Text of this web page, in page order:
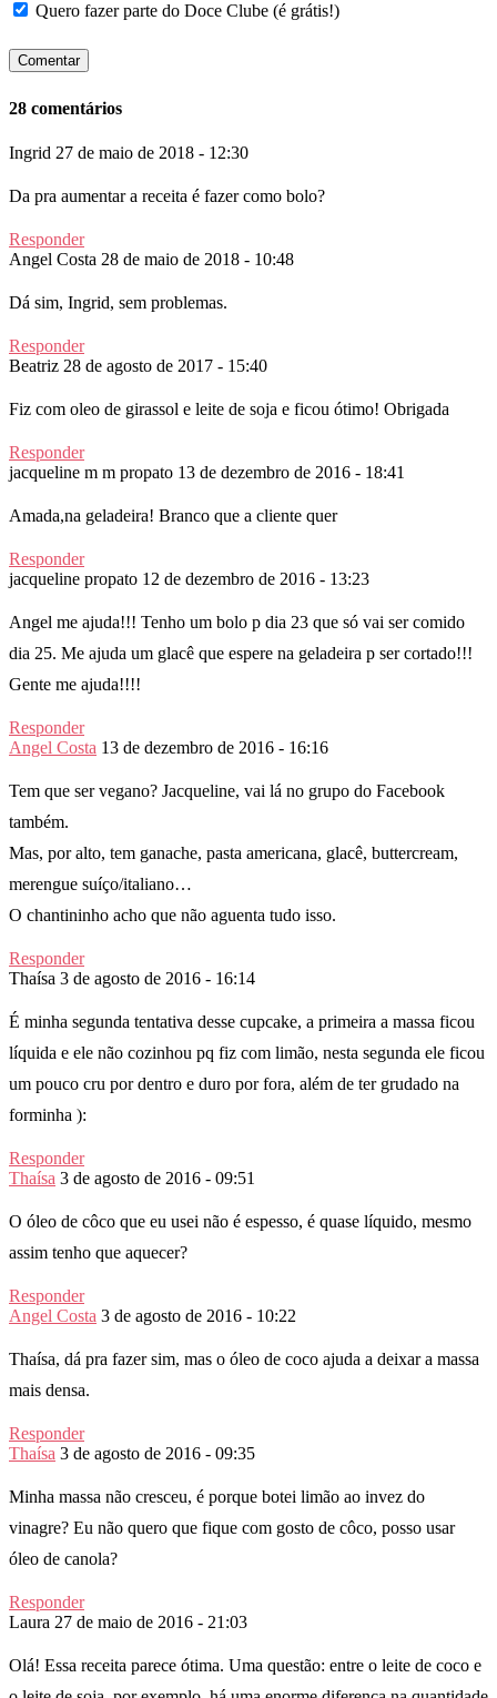
Quero fazer parte do Doce Clube (é grátis!)
28 comentários
Ingrid 27 de maio de 2018 - 12:30
Da pra aumentar a receita é fazer como bolo?
Responder
Angel Costa 28 de maio de 2018 - 10:48
Dá sim, Ingrid, sem problemas.
Responder
Beatriz 28 de agosto de 2017 - 15:40
Fiz com oleo de girassol e leite de soja e ficou ótimo! Obrigada
Responder
jacqueline m m propato 13 de dezembro de 2016 - 18:41
Amada,na geladeira! Branco que a cliente quer
Responder
jacqueline propato 12 de dezembro de 2016 - 13:23
Angel me ajuda!!! Tenho um bolo p dia 23 que só vai ser comido
dia 25. Me ajuda um glacê que espere na geladeira p ser cortado!!!
Gente me ajuda!!!!
Responder
Angel Costa 13 de dezembro de 2016 - 16:16
Tem que ser vegano? Jacqueline, vai lá no grupo do Facebook
também.
Mas, por alto, tem ganache, pasta americana, glacê, buttercream,
merengue suíço/italiano…
O chantininho acho que não aguenta tudo isso.
Responder
Thaísa 3 de agosto de 2016 - 16:14
É minha segunda tentativa desse cupcake, a primeira a massa ficou
líquida e ele não cozinhou pq fiz com limão, nesta segunda ele ficou
um pouco cru por dentro e duro por fora, além de ter grudado na
forminha ):
Responder
Thaísa 3 de agosto de 2016 - 09:51
O óleo de côco que eu usei não é espesso, é quase líquido, mesmo
assim tenho que aquecer?
Responder
Angel Costa 3 de agosto de 2016 - 10:22
Thaísa, dá pra fazer sim, mas o óleo de coco ajuda a deixar a massa
mais densa.
Responder
Thaísa 3 de agosto de 2016 - 09:35
Minha massa não cresceu, é porque botei limão ao invez do
vinagre? Eu não quero que fique com gosto de côco, posso usar
óleo de canola?
Responder
Laura 27 de maio de 2016 - 21:03
Olá! Essa receita parece ótima. Uma questão: entre o leite de coco e